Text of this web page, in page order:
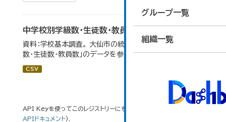
グループ一覧
組織一覧
中学校別学級数・生徒数・教員数
資料：学校基本調査。 大仙市の統計「14-6 中学校別学級
数・生徒数・教員数」のデータを参照しています。
CSV
API Keyを使ってこのレジストリーにもアクセス可能です
APIドキュメント).